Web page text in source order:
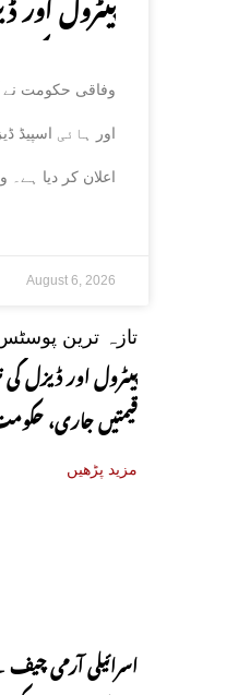
پیٹرول اور
وفاقی حکومت نے
اور ہائی اسپیڈ
اعلان کر دیا
August 6, 2026
تازہ ترین
پیٹرول اور ڈیزل کی
قیمتیں جاری،
باضابطہ اعلان
مزید پڑھیں
اسرائیلی آرمی